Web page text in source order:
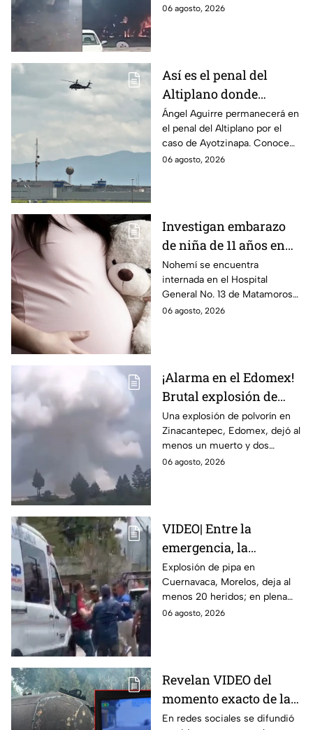
hospitalizadas. IMSS informó
06 agosto, 2026
Así es el penal del
Altiplano donde
permanecerá Ángel
Aguirre por caso
Ayotzinapa
Ángel Aguirre permanecerá en
el penal del Altiplano por el
caso de Ayotzinapa. Conoce
dónde está, cómo es esta
06 agosto, 2026
Investigan embarazo
de niña de 11 años en
Matamoros,
Tamaulipas; ¿qué pasó
con Nohemí?
Nohemí se encuentra
internada en el Hospital
General No. 13 de Matamoros
tras complicaciones por un
06 agosto, 2026
¡Alarma en el Edomex!
Brutal explosión de
polvorín en Santa
María del Monte,
Zinacantepec; reportan
al menos un muerto y
Una explosión de polvorín en
Zinacantepec, Edomex, dejó al
menos un muerto y dos
heridos; autoridades atiende la
06 agosto, 2026
VIDEO| Entre la
emergencia, la
desesperación y el
llanto de un niño;
adultos desatan pelea
tras explosión de pipa
Explosión de pipa en
Cuernavaca, Morelos, deja al
menos 20 heridos; en plena
emergencia, dos hombres
06 agosto, 2026
Revelan VIDEO del
momento exacto de la
explosión de pipa de
En redes sociales se difundió